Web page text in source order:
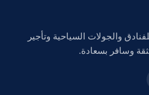
والجولات السياحية وتأجير
وسافر بسعادة.